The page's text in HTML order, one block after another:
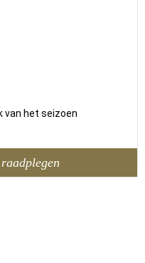
van het seizoen